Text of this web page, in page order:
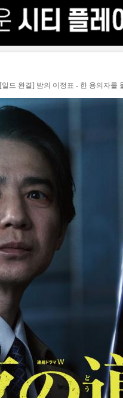
[일드 완결] 밤의 이정표 - 한 용의자를